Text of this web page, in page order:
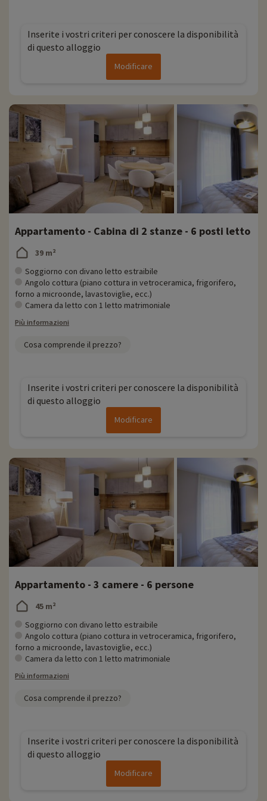
sul vostro resort
' 2200 m di dislivello - altitudine della vetta 3330 m
' Lunghi itinerari di discesa e oltre 70 itinerari fuori pista
' 50 km di piste per lo sci nordico per tutte le capacità
' 35 km di passeggiate con le racchette da neve per scoprire panorami
mozzafiato
Inserite i vostri criteri per conoscere la disponibilità
di questo alloggio
Modificare
Appartamento - Cabina di 2 stanze - 6 posti letto
39 m²
Soggiorno con divano letto estraibile
Angolo cottura (piano cottura in vetroceramica, frigorifero,
forno a microonde, lavastoviglie, ecc.)
Camera da letto con 1 letto matrimoniale
Più informazioni
Cosa comprende il prezzo?
Inserite i vostri criteri per conoscere la disponibilità
di questo alloggio
Modificare
Appartamento - 3 camere - 6 persone
45 m²
Soggiorno con divano letto estraibile
Angolo cottura (piano cottura in vetroceramica, frigorifero,
forno a microonde, lavastoviglie, ecc.)
Camera da letto con 1 letto matrimoniale
Più informazioni
Cosa comprende il prezzo?
Inserite i vostri criteri per conoscere la disponibilità
di questo alloggio
Modificare